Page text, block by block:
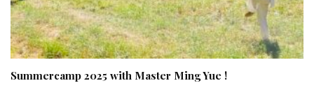
Summercamp 2025 with Master Ming Yue !